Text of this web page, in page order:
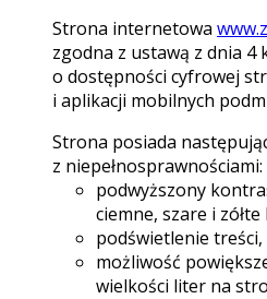
Strona internetowa
zgodna z ustawą z dnia 4
o dostępności cyfrowej
i aplikacji mobilnych
Strona posiada
z niepełnosprawnościami:
podwyższony
ciemne, szare i
podświetlenie treści,
możliwość
wielkości liter na